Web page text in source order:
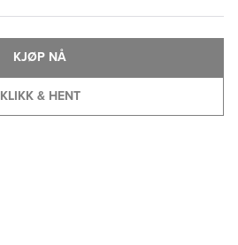
KLIKK & HENT
KJØP NÅ